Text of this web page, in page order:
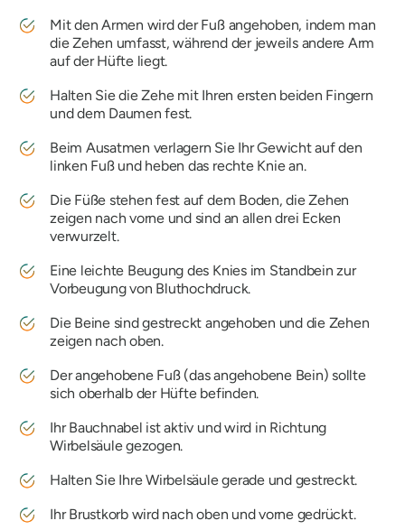
Mit den Armen wird der Fuß angehoben, indem man
die Zehen umfasst, während der jeweils andere Arm
auf der Hüfte liegt.
Halten Sie die Zehe mit Ihren ersten beiden Fingern
und dem Daumen fest.
Beim Ausatmen verlagern Sie Ihr Gewicht auf den
linken Fuß und heben das rechte Knie an.
Die Füße stehen fest auf dem Boden, die Zehen
zeigen nach vorne und sind an allen drei Ecken
verwurzelt.
Eine leichte Beugung des Knies im Standbein zur
Vorbeugung von Bluthochdruck.
Die Beine sind gestreckt angehoben und die Zehen
zeigen nach oben.
Der angehobene Fuß (das angehobene Bein) sollte
sich oberhalb der Hüfte befinden.
Ihr Bauchnabel ist aktiv und wird in Richtung
Wirbelsäule gezogen.
Halten Sie Ihre Wirbelsäule gerade und gestreckt.
Ihr Brustkorb wird nach oben und vorne gedrückt.